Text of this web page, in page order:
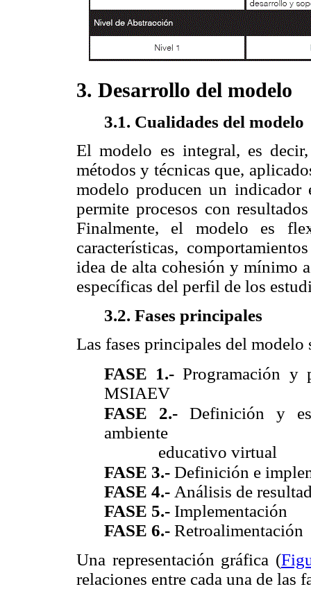
3. Desarrollo del modelo
3.1. Cualidades del modelo
El modelo es integral, es
métodos y técnicas que,
modelo producen un indicador
permite procesos con
Finalmente, el modelo es
características,
idea de alta cohesión y mínimo
específicas del perfil de los
3.2. Fases principales
Las fases principales del modelo
FASE 1.-Programación y
MSIAEV
FASE 2.- Definición y
ambiente
educativo virtual
FASE 3.- Definición e
FASE 4.- Análisis de
FASE 5.- Implementación
FASE 6.- Retroalimentación
Una representación gráfica (
relaciones entre cada una de las